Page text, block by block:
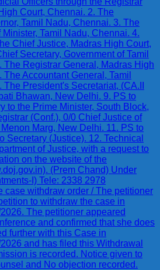
Court, Chennai. 2. The
Tamil Nadu, Chennai. 3. The
Tamil Nadu, Chennai. 4.
Chief Justice, Madras High Court,
Secretary, Government of Tamil
The Registrar General, Madras High
Accountant General, Tamil
President's Secretariat, (CA.II
Bhawan, New Delhi. 9. PS to
to the Prime Minister, South Block,
(Conf.), 0/0 Chief Justice of
Marg, New Delhi. 11. PS to
Secretary (Justice). 12. Technical
of Justice, with a request to
on the website of the
(Prem Chand) Under
I) Tele: 2338 2978
case withdraw order / The petitioner
to withdraw the case in
The petitioner appeared
and confirmed that she does
further with this Case in
and has filed this Withdrawal
is recorded. Notice given to
and No objection recorded.